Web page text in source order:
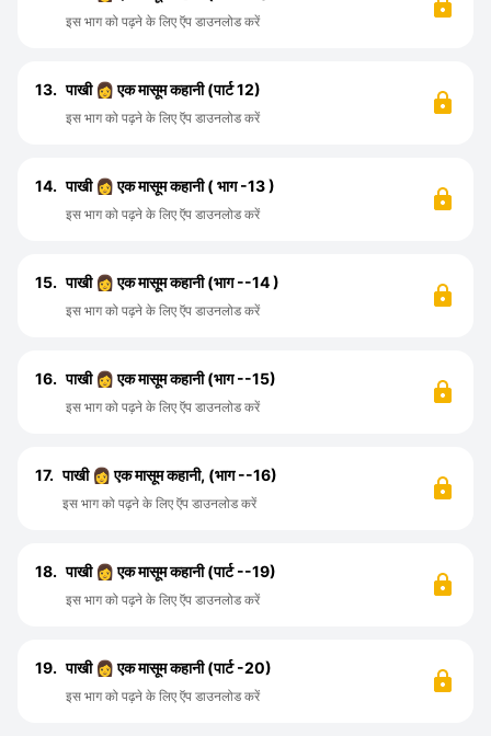
इस भाग को पढ़ने के लिए ऍप डाउनलोड करें
13. पाखी 👩 एक मासूम कहानी (पार्ट 12)
इस भाग को पढ़ने के लिए ऍप डाउनलोड करें
14. पाखी 👩 एक मासूम कहानी ( भाग -13 )
इस भाग को पढ़ने के लिए ऍप डाउनलोड करें
15. पाखी 👩 एक मासूम कहानी (भाग --14 )
इस भाग को पढ़ने के लिए ऍप डाउनलोड करें
16. पाखी 👩 एक मासूम कहानी (भाग --15)
इस भाग को पढ़ने के लिए ऍप डाउनलोड करें
17. पाखी 👩 एक मासूम कहानी, (भाग --16)
इस भाग को पढ़ने के लिए ऍप डाउनलोड करें
18. पाखी 👩 एक मासूम कहानी (पार्ट --19)
इस भाग को पढ़ने के लिए ऍप डाउनलोड करें
19. पाखी 👩 एक मासूम कहानी (पार्ट -20)
इस भाग को पढ़ने के लिए ऍप डाउनलोड करें